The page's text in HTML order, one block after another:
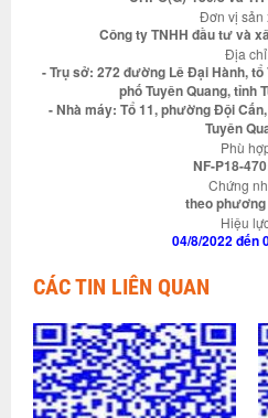
Đơn vị sản
Công ty TNHH đầu tư và
Địa
- Trụ sở: 272 đường Lê Đại Hành,
phố Tuyên Quang,
- Nhà máy: Tổ 11, phường Đội
Tuyên
Phù
NF-P18-
Chứng
theo
Hiệu
04/8/2022 đến
CÁC TIN LIÊN QUAN